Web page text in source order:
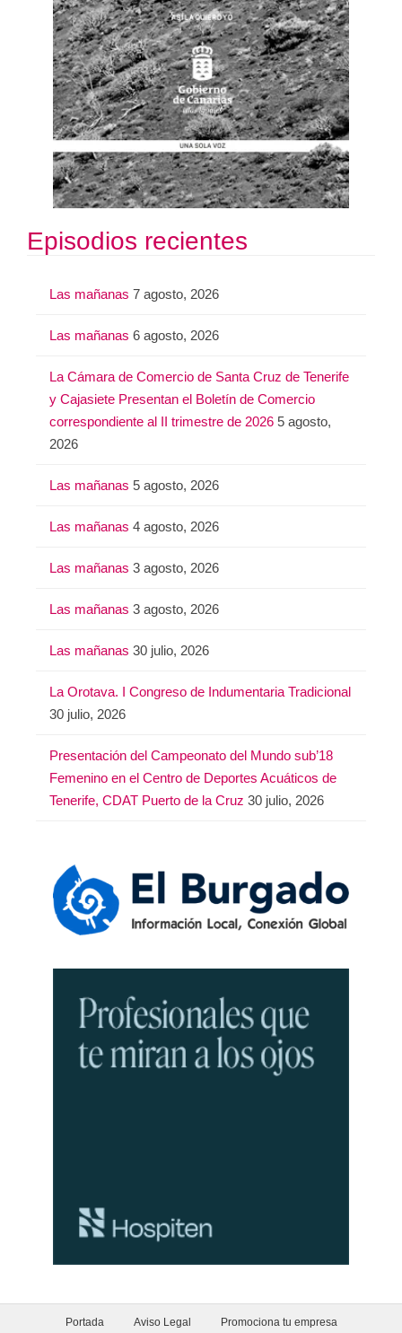
Episodios recientes
Las mañanas 7 agosto, 2026
Las mañanas 6 agosto, 2026
La Cámara de Comercio de Santa Cruz de Tenerife
y Cajasiete Presentan el Boletín de Comercio
correspondiente al II trimestre de 2026 5 agosto,
2026
Las mañanas 5 agosto, 2026
Las mañanas 4 agosto, 2026
Las mañanas 3 agosto, 2026
Las mañanas 3 agosto, 2026
Las mañanas 30 julio, 2026
La Orotava. I Congreso de Indumentaria Tradicional
30 julio, 2026
Presentación del Campeonato del Mundo sub’18
Femenino en el Centro de Deportes Acuáticos de
Tenerife, CDAT Puerto de la Cruz 30 julio, 2026
Portada Aviso Legal Promociona tu empresa